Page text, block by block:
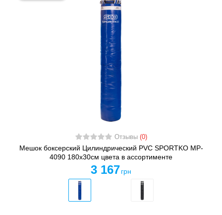
Отзывы (0)
Мешок боксерский Цилиндрический PVC SPORTKO MP-
4090 180х30см цвета в ассортименте
3 167 грн